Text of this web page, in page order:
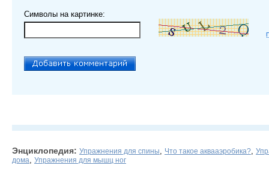
Символы на картинке:
Энциклопедия: Упражнения для спины Что такое аквааэробика?
дома
Упражнения для мышц ног